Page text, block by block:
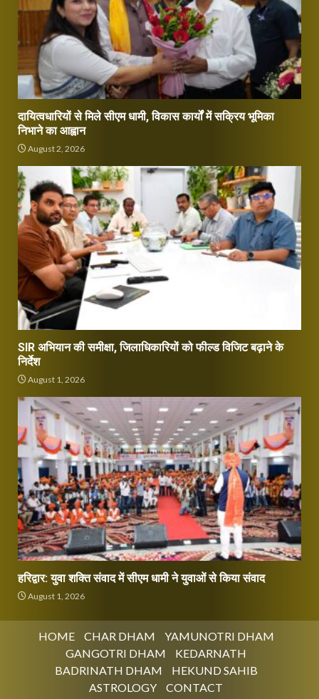
दायित्वधारियों से मिले सीएम धामी, विकास कार्यों में सक्रिय भूमिका
निभाने का आह्वान
August 2, 2026
SIR अभियान की समीक्षा, जिलाधिकारियों को फील्ड विजिट बढ़ाने के
निर्देश
August 1, 2026
हरिद्वार: युवा शक्ति संवाद में सीएम धामी ने युवाओं से किया संवाद
August 1, 2026
HOME CHAR DHAM
YAMUNOTRI DHAM
GANGOTRI DHAM
KEDARNATH
BADRINATH DHAM
HEKUND SAHIB
ASTROLOGY
CONTACT